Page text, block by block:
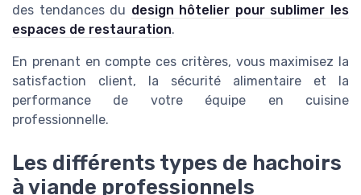
des tendances du design hôtelier pour sublimer les
espaces de restauration.
En prenant en compte ces critères, vous maximisez la
satisfaction client, la sécurité alimentaire et la
performance de votre équipe en cuisine
professionnelle.
Les différents types de hachoirs
à viande professionnels